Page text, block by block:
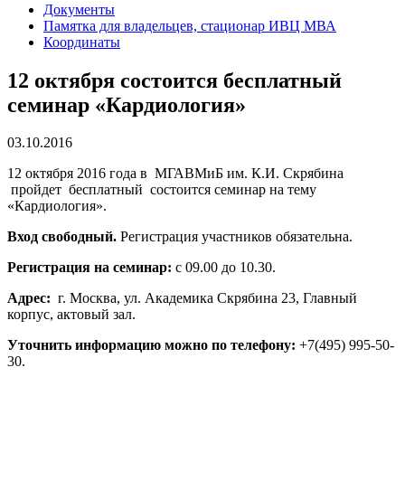
Документы
Памятка для владельцев, стационар ИВЦ МВА
Координаты
12 октября состоится бесплатный
семинар «Кардиология»
03.10.2016
12 октября 2016 года в МГАВМиБ им. К.И. Скрябина
пройдет бесплатный состоится семинар на тему
«Кардиология».
Вход свободный. Регистрация участников обязательна.
Регистрация на семинар: с 09.00 до 10.30.
Адрес: г. Москва, ул. Академика Скрябина 23, Главный
корпус, актовый зал.
Уточнить информацию можно по телефону: +7(495) 995-50-
30.